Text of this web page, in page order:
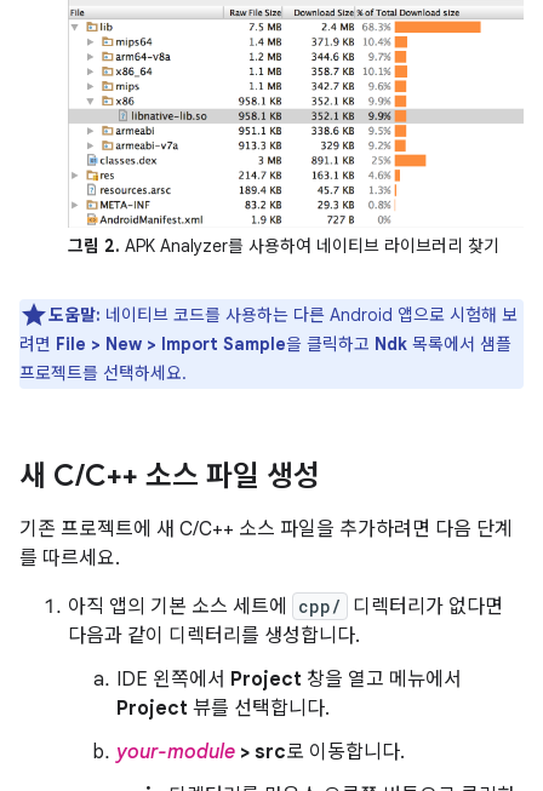
그림 2. APK Analyzer를 사용하여 네이티브 라이브러리 찾기
도움말: 네이티브 코드를 사용하는 다른 Android 앱으로 시험해 보
려면 File > New > Import Sample을 클릭하고 Ndk 목록에서 샘플
프로젝트를 선택하세요.
새 C/C++ 소스 파일 생성
기존 프로젝트에 새 C/C++ 소스 파일을 추가하려면 다음 단계
를 따르세요.
아직 앱의 기본 소스 세트에
cpp/
디렉터리가 없다면
다음과 같이 디렉터리를 생성합니다.
IDE 왼쪽에서 Project 창을 열고 메뉴에서
Project 뷰를 선택합니다.
your-module > src로 이동합니다.